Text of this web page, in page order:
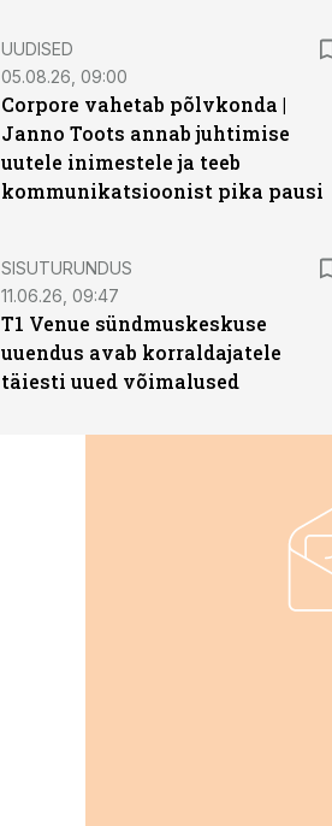
UUDISED
05.08.26, 09:00
Corpore vahetab põlvkonda |
Janno Toots annab juhtimise
uutele inimestele ja teeb
kommunikatsioonist pika pausi
ST
SISUTURUNDUS
11.06.26, 09:47
T1 Venue sündmuskeskuse
uuendus avab korraldajatele
täiesti uued võimalused